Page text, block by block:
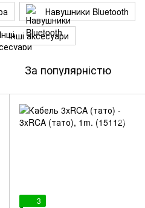
Навушники Bluetooth
Інші аксесуари
За популярністю
3